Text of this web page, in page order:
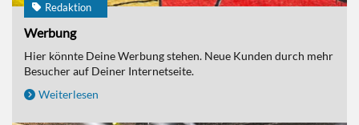
Redaktion
Werbung
Hier könnte Deine Werbung stehen. Neue Kunden durch mehr
Besucher auf Deiner Internetseite.
Weiterlesen